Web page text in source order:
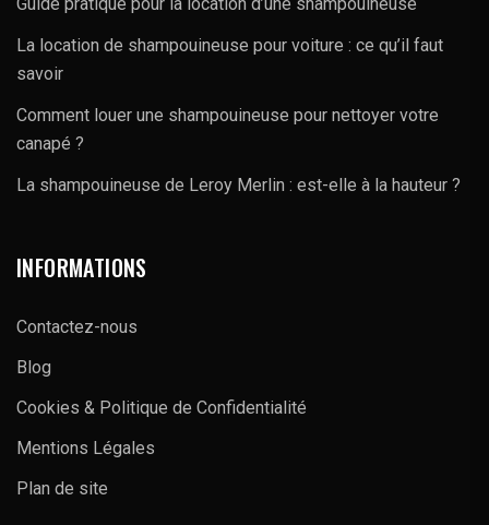
Guide pratique pour la location d’une shampouineuse
La location de shampouineuse pour voiture : ce qu’il faut
savoir
Comment louer une shampouineuse pour nettoyer votre
canapé ?
La shampouineuse de Leroy Merlin : est-elle à la hauteur ?
INFORMATIONS
Contactez-nous
Blog
Cookies & Politique de Confidentialité
Mentions Légales
Plan de site